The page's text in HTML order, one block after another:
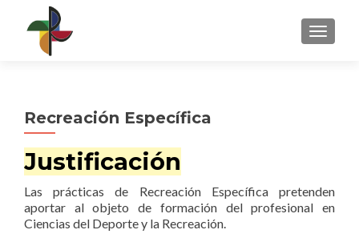
Recreación Específica
Justificación
Las prácticas de Recreación Específica pretenden
aportar al objeto de formación del profesional en
Ciencias del Deporte y la Recreación.